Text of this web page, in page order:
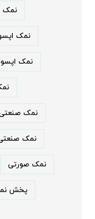
نمک
نمک
نمک
نمک
نمک
نمک صورتی
پخش